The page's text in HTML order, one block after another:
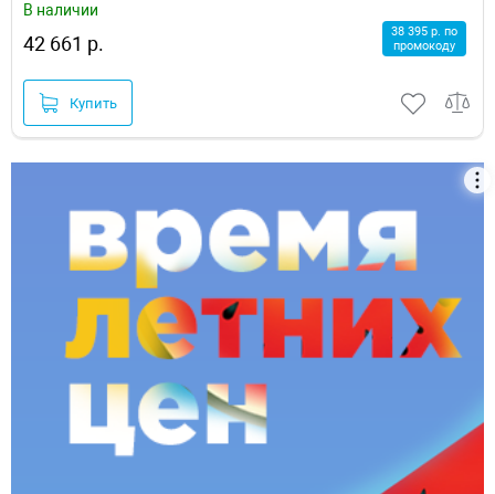
В наличии
42 661 р.
38 395 р. по
промокоду
Купить